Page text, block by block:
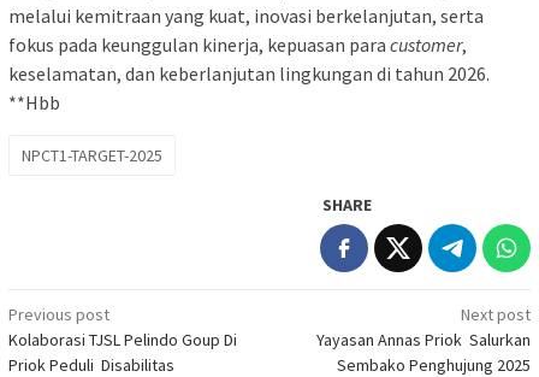
melalui kemitraan yang kuat, inovasi berkelanjutan, serta
fokus pada keunggulan kinerja, kepuasan para customer,
keselamatan, dan keberlanjutan lingkungan di tahun 2026.
**Hbb
NPCT1-TARGET-2025
SHARE
Post
navigation
Previous post
Kolaborasi TJSL Pelindo Goup Di
Priok Peduli Disabilitas
Next post
Yayasan Annas Priok Salurkan
Sembako Penghujung 2025